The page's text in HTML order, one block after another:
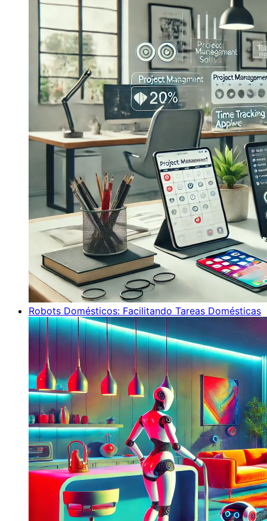
Robots Domésticos: Facilitando Tareas Domésticas